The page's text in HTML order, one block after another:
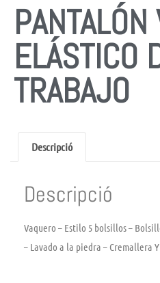
PANTALÓN
ELÁSTICO
TRABAJO
Descripció
Descripció
Vaquero – Estilo 5 bolsillos –
– Lavado a la piedra – Cremallera